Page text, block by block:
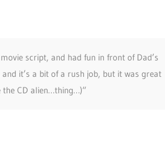
script, and had fun in front of Dad’s
it’s a bit of a rush job, but it was great
the CD alien…thing…)“